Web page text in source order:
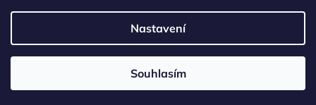
Nastavení
Souhlasím
TitaniumPro
vyhrazena.